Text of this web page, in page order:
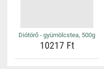
Diótörő - gyümölcstea, 500g
10217 Ft